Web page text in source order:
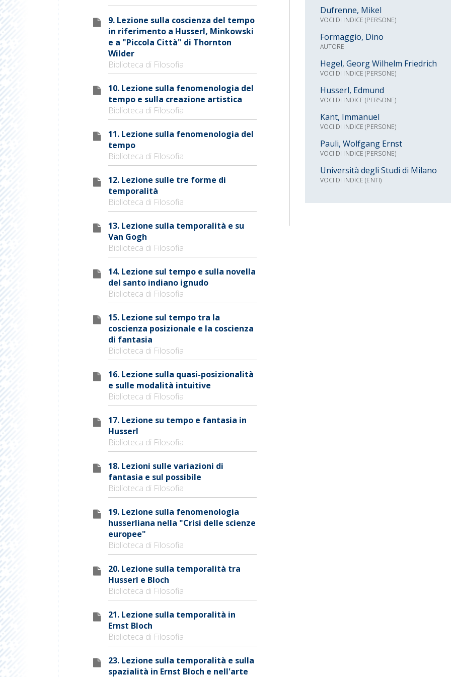
Dufrenne, Mikel
VOCI DI INDICE (PERSONE)
Formaggio, Dino
AUTORE
Hegel, Georg Wilhelm Friedrich
VOCI DI INDICE (PERSONE)
Husserl, Edmund
VOCI DI INDICE (PERSONE)
Kant, Immanuel
VOCI DI INDICE (PERSONE)
Pauli, Wolfgang Ernst
VOCI DI INDICE (PERSONE)
Università degli Studi di Milano
VOCI DI INDICE (ENTI)
9. Lezione sulla coscienza del tempo
in riferimento a Husserl, Minkowski
e a "Piccola Città" di Thornton
Wilder
Biblioteca di Filosofia
10. Lezione sulla fenomenologia del
tempo e sulla creazione artistica
Biblioteca di Filosofia
11. Lezione sulla fenomenologia del
tempo
Biblioteca di Filosofia
12. Lezione sulle tre forme di
temporalità
Biblioteca di Filosofia
13. Lezione sulla temporalità e su
Van Gogh
Biblioteca di Filosofia
14. Lezione sul tempo e sulla novella
del santo indiano ignudo
Biblioteca di Filosofia
15. Lezione sul tempo tra la
coscienza posizionale e la coscienza
di fantasia
Biblioteca di Filosofia
16. Lezione sulla quasi-posizionalità
e sulle modalità intuitive
Biblioteca di Filosofia
17. Lezione su tempo e fantasia in
Husserl
Biblioteca di Filosofia
18. Lezioni sulle variazioni di
fantasia e sul possibile
Biblioteca di Filosofia
19. Lezione sulla fenomenologia
husserliana nella "Crisi delle scienze
europee"
Biblioteca di Filosofia
20. Lezione sulla temporalità tra
Husserl e Bloch
Biblioteca di Filosofia
21. Lezione sulla temporalità in
Ernst Bloch
Biblioteca di Filosofia
23. Lezione sulla temporalità e sulla
spazialità in Ernst Bloch e nell'arte